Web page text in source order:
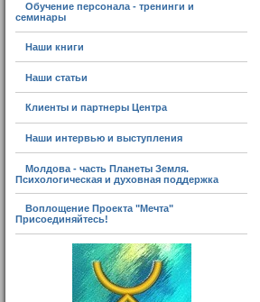
Обучение персонала - тренинги и
семинары
Наши книги
Наши статьи
Клиенты и партнеры Центра
Наши интервью и выступления
Молдова - часть Планеты Земля.
Психологическая и духовная поддержка
Воплощение Проекта "Мечта"
Присоединяйтесь!